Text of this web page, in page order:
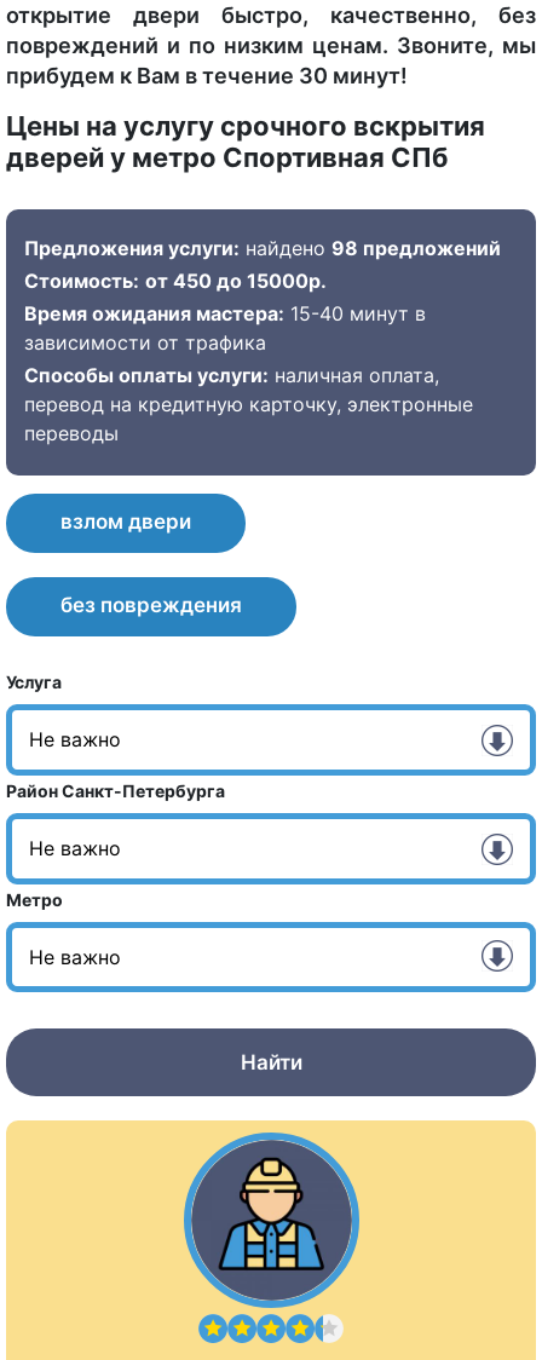
открытие двери быстро, качественно, без
повреждений и по низким ценам. Звоните, мы
прибудем к Вам в течение 30 минут!
Цены на услугу срочного вскрытия
дверей у метро Спортивная СПб
Предложения услуги: найдено 98 предложений
Стоимость: от 450 до 15000р.
Время ожидания мастера: 15-40 минут в
зависимости от трафика
Способы оплаты услуги: наличная оплата,
перевод на кредитную карточку, электронные
переводы
взлом двери
без повреждения
Услуга
Район Санкт-Петербурга
Метро
Найти